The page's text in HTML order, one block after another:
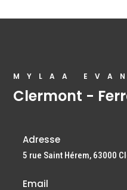
MYLAA
Clermont -
Adresse
5 rue Saint Hérem, 63000
Email